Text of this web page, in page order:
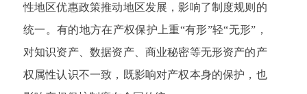
性地区优惠政策推动地区发展，影响了制度规则的
统一。有的地方在产权保护上重“有形”轻“无形”，
对知识资产、数据资产、商业秘密等无形资产的产
权属性认识不一致，既影响对产权本身的保护，也